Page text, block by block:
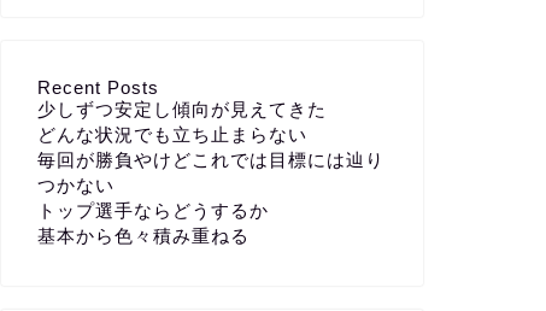
Recent Posts
少しずつ安定し傾向が見えてきた
どんな状況でも立ち止まらない
毎回が勝負やけどこれでは目標には辿り
つかない
トップ選手ならどうするか
基本から色々積み重ねる